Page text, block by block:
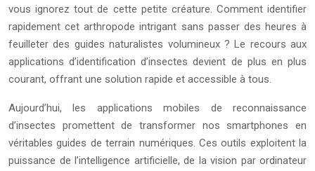
vous ignorez tout de cette petite créature. Comment identifier
rapidement cet arthropode intrigant sans passer des heures à
feuilleter des guides naturalistes volumineux ? Le recours aux
applications d’identification d’insectes devient de plus en plus
courant, offrant une solution rapide et accessible à tous.
Aujourd’hui, les applications mobiles de reconnaissance
d’insectes promettent de transformer nos smartphones en
véritables guides de terrain numériques. Ces outils exploitent la
puissance de l’intelligence artificielle, de la vision par ordinateur